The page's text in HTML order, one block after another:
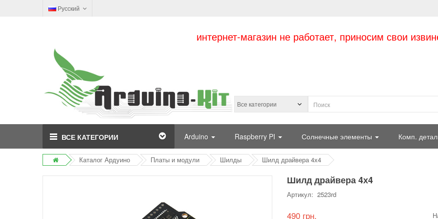
Русский
интернет-магазин не работает, приносим свои
ВСЕ КАТЕГОРИИ Arduino Raspberry PI Солнечные элементы Комп.
Каталог Ардуино Платы и модули Шилды Шилд драйвера 4х4
Шилд драйвера 4х4
Артикул: 2523rd
490 грн.